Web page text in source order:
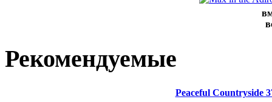
Рекомендуемые
Peaceful Countryside